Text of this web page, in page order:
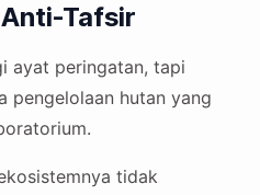
Tafsir
ayat peringatan, tapi
pengelolaan hutan yang
tidak